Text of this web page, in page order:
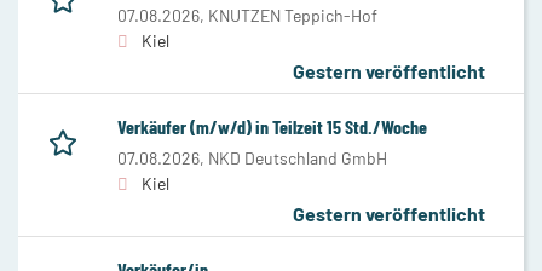
07.08.2026, KNUTZEN Teppich-Hof
Kiel
Gestern veröffentlicht
Verkäufer (m/w/d) in Teilzeit 15 Std./Woche
07.08.2026, NKD Deutschland GmbH
Kiel
Gestern veröffentlicht